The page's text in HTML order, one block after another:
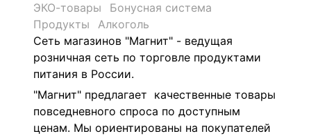
ЭКО-товары
Бонусная система
Продукты
Алкоголь
Сеть магазинов "Магнит" - ведущая
розничная сеть по торговле продуктами
питания в России.
"Магнит" предлагает качественные товары
повседневного спроса по доступным
ценам. Мы ориентированы на покупателей